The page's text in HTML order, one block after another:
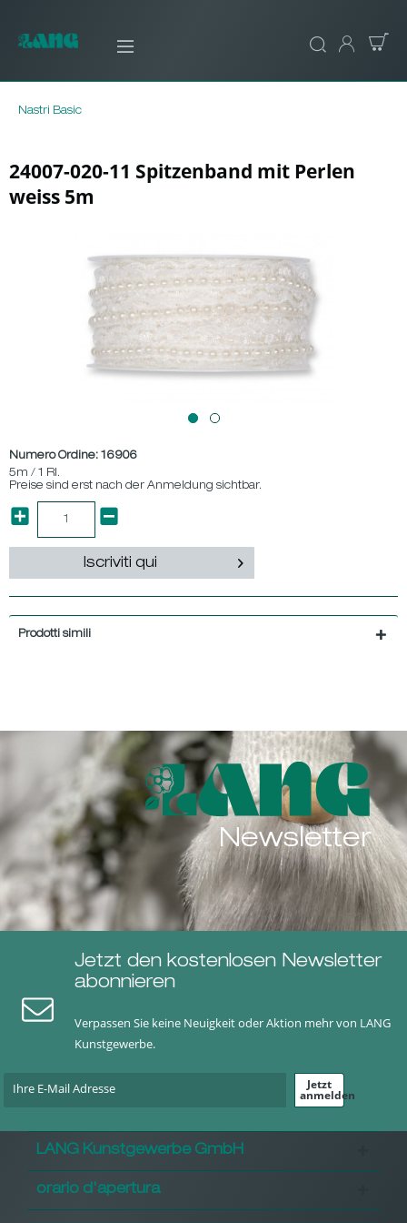
Nastri Basic
24007-020-11 Spitzenband mit Perlen
weiss 5m
Numero Ordine: 16906
5m / 1 Rl.
Preise sind erst nach der Anmeldung sichtbar.
Iscriviti qui
Prodotti simili
Newsletter
Jetzt den kostenlosen Newsletter
abonnieren
Verpassen Sie keine Neuigkeit oder Aktion mehr von LANG
Kunstgewerbe.
Jetzt
anmelden
LANG Kunstgewerbe GmbH
orario d'apertura